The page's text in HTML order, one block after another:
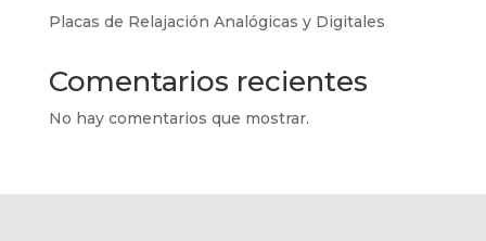
Placas de Relajación Analógicas y Digitales
Comentarios recientes
No hay comentarios que mostrar.